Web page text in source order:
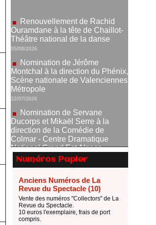
Nomination de Jérôme
Montchal à la direction du Phénix,
Scène nationale de Valenciennes
22/07/2026
Nomination de Servane
Ducorps et Mikaël Serre à la
direction de la Comédie de
National Grand Est Alsace
07/07/2026
Thomas Jolly et Laëtitia
Guédon nommés à la direction du
TNP
Fonds SACD Théâtre : les
lauréats 2026
23/06/2026
Dispositif ARTCENA Écrire
pour le cirque, les lauréats 2026 !
Numéros Papier
Anciens Numéros de La
Revue du Spectacle (10)
Vente des numéros "Collectors" de La
Revue du Spectacle.
10 euros l'exemplaire, frais de port
compris.